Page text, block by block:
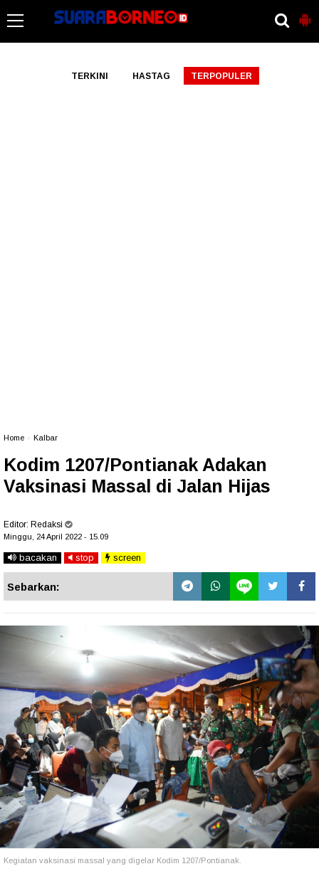
TERKINI HASTAG TERPOPULER
Home Kalbar
Kodim 1207/Pontianak Adakan
Vaksinasi Massal di Jalan Hijas
Editor: Redaksi
Minggu, 24 April 2022 - 15.09
bacakan stop screen
Sebarkan:
Kegiatan vaksinasi massal yang digelar Kodim 1207/Pontianak.